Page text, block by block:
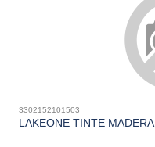
3302152101503
LAKEONE TINTE MADERA